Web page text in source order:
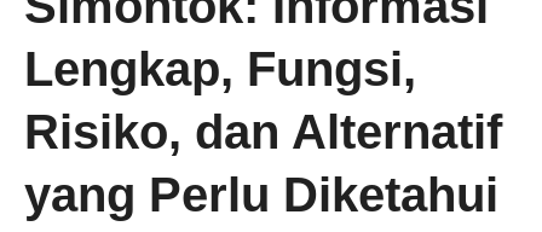
Lengkap, Fungsi,
Risiko, dan Alternatif
yang Perlu Diketahui